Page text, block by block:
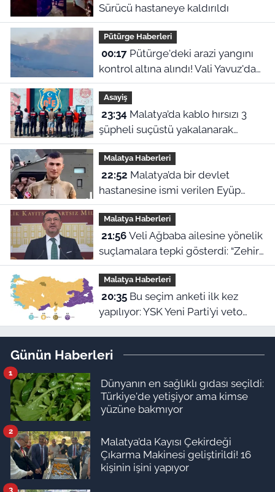
Sürücü hastaneye kaldırıldı
Pütürge Haberleri
00:17Pütürge'deki arazi yangını
kontrol altına alındı! Vali Yavuz'dan
çağrı
Asayiş
23:34
şüpheli suçüstü yakalanarak
tutuklandı
Malatya Haberleri
22:52
hastanesine ismi verilen Eyüp
Hacıoğlu kimdir? İşte duygu dolu
hikayesi
Malatya Haberleri
21:56Veli Ağbaba ailesine yönelik
suçlamalara tepki gösterdi: “Zehir
olsun”
Malatya Haberleri
20:35Bu seçim anketi ilk kez
yapılıyor: YSK Yeni Parti’yi veto
ederse Malatya’da sonuç ne olur?
Günün Haberleri
Dünyanın en sağlıklı gıdası seçildi:
Türkiye'de yetişiyor ama kimse
yüzüne bakmıyor
1
Malatya’da Kayısı Çekirdeği
Çıkarma Makinesi geliştirildi! 16
kişinin işini yapıyor
2
3